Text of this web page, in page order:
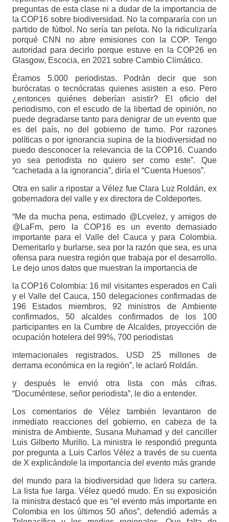
preguntas de esta clase ni a dudar de la importancia de
la COP16 sobre biodiversidad. No la compararía con un
partido de fútbol. No sería tan pelota. No la ridiculizaría
porqué CNN no abre emisiones con la COP. Tengo
autoridad para decirlo porque estuve en la COP26 en
Glasgow, Escocia, en 2021 sobre Cambio Climático.
Éramos 5.000 periodistas. Podrán decir que son
burócratas o tecnócratas quienes asisten a eso. Pero
¿entonces quiénes deberían asistir? El oficio del
periodismo, con el escudo de la libertad de opinión, no
puede degradarse tanto para denigrar de un evento que
es del país, no del gobierno de turno. Por razones
políticas o por ignorancia supina de la biodiversidad no
puedo desconocer la relevancia de la COP16. Cuando
yo sea periodista no quiero ser como este”. Que
“cachetada a la ignorancia”, diría el “Cuenta Huesos”.
Otra en salir a ripostar a Vélez fue Clara Luz Roldán, ex
gobernadora del valle y ex directora de Coldeportes.
“Me da mucha pena, estimado @Lcvelez, y amigos de
@LaFm, pero la COP16 es un evento demasiado
importante para el Valle del Cauca y para Colombia.
Demeritarlo y burlarse, sea por la razón que sea, es una
ofensa para nuestra región que trabaja por el desarrollo.
Le dejo unos datos que muestran la importancia de
la COP16 Colombia: 16 mil visitantes esperados en Cali
y el Valle del Cauca, 150 delegaciones confirmadas de
196 Estados miembros, 92 ministros de Ambiente
confirmados, 50 alcaldes confirmados de los 100
participantes en la Cumbre de Alcaldes, proyección de
ocupación hotelera del 99%, 700 periodistas
internacionales registrados. USD 25 millones de
derrama económica en la región”, le aclaró Roldán.
y después le envió otra lista con más cifras.
“Documéntese, señor periodista”, le dio a entender.
Los comentarios de Vélez también levantaron de
inmediato reacciones del gobierno, en cabeza de la
ministra de Ambiente, Susana Muhamad y del canciller
Luis Gilberto Murillo. La ministra le respondió pregunta
por pregunta a Luis Carlos Vélez a través de su cuenta
de X explicándole la importancia del evento más grande
del mundo para la biodiversidad que lidera su cartera.
La lista fue larga. Vélez quedó mudo. En su exposición
la ministra destacó que es “el evento más importante en
Colombia en los últimos 50 años”, defendió además a